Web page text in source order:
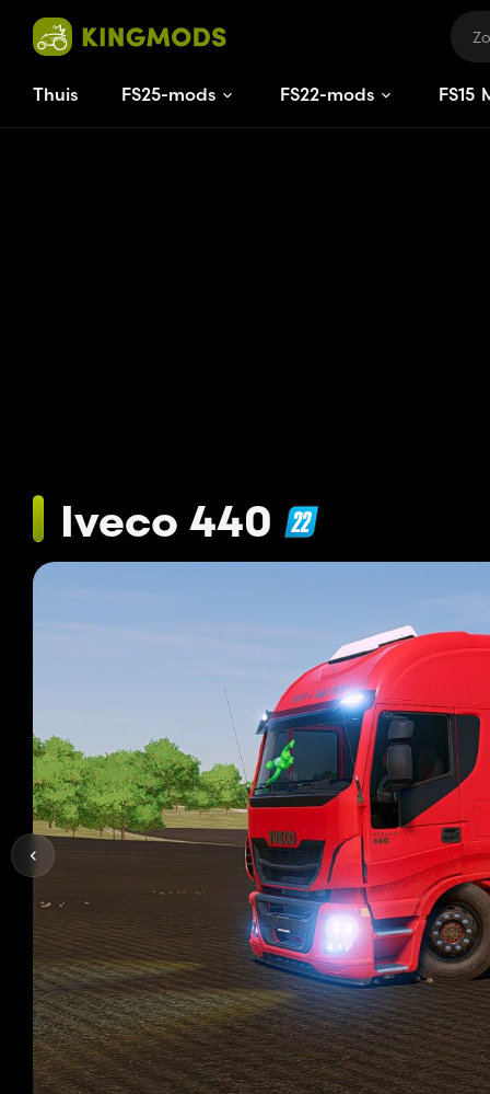
Thuis FS25-mods FS22-mods FS15
Iveco 440